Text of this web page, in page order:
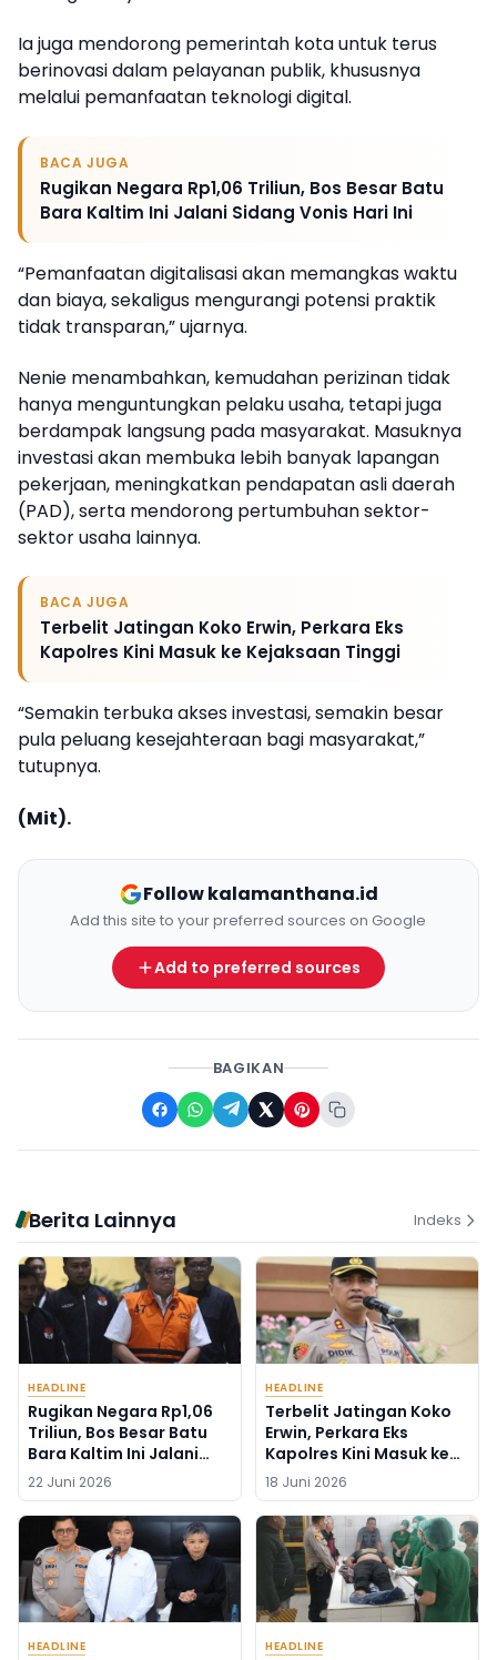
Ia juga mendorong pemerintah kota untuk terus
berinovasi dalam pelayanan publik, khususnya
melalui pemanfaatan teknologi digital.
BACA JUGA
Rugikan Negara Rp1,06 Triliun, Bos Besar Batu
Bara Kaltim Ini Jalani Sidang Vonis Hari Ini
“Pemanfaatan digitalisasi akan memangkas waktu
dan biaya, sekaligus mengurangi potensi praktik
tidak transparan,” ujarnya.
Nenie menambahkan, kemudahan perizinan tidak
hanya menguntungkan pelaku usaha, tetapi juga
berdampak langsung pada masyarakat. Masuknya
investasi akan membuka lebih banyak lapangan
pekerjaan, meningkatkan pendapatan asli daerah
(PAD), serta mendorong pertumbuhan sektor-
sektor usaha lainnya.
BACA JUGA
Terbelit Jatingan Koko Erwin, Perkara Eks
Kapolres Kini Masuk ke Kejaksaan Tinggi
“Semakin terbuka akses investasi, semakin besar
pula peluang kesejahteraan bagi masyarakat,”
tutupnya.
(Mit).
Follow kalamanthana.id
Add this site to your preferred sources on Google
Add to preferred sources
BAGIKAN
Berita Lainnya Indeks
HEADLINE
Rugikan Negara Rp1,06
Triliun, Bos Besar Batu
Bara Kaltim Ini Jalani
Sidang Vonis Hari Ini
22 Juni 2026
HEADLINE
Terbelit Jatingan Koko
Erwin, Perkara Eks
Kapolres Kini Masuk ke
Kejaksaan Tinggi
18 Juni 2026
HEADLINE HEADLINE